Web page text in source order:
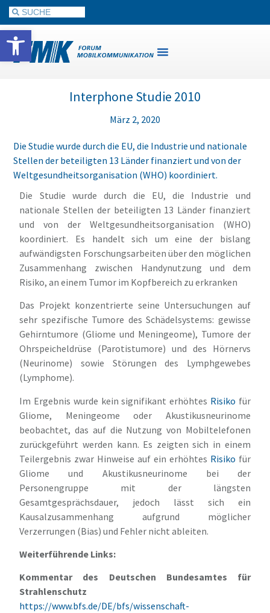
Werkzeugleiste öffnen
Interphone Studie 2010
März 2, 2020
Die Studie wurde durch die EU, die Industrie und nationale
Stellen der beteiligten 13 Länder finanziert und von der
Weltgesundheitsorganisation (WHO) koordiniert.
Die Studie wurde durch die EU, die Industrie und
nationale Stellen der beteiligten 13 Länder finanziert
und von der Weltgesundheitsorganisation (WHO)
koordiniert. Es handelt sich um eine der bislang
aufwändigsten Forschungsarbeiten über den möglichen
Zusammenhang zwischen Handynutzung und dem
Risiko, an einem Tumor im Kopfbereich zu erkranken
Das Projekt konzentrierte seine Untersuchungen auf
sehr spezifische Tumore des Schädelsystems: gewisse
Gehirntumore (Gliome und Meningeome), Tumore der
Ohrspeicheldrüse (Parotistumore) und des Hörnervs
(Neurinome) sowie Störungen des Lymphgewebes
(Lymphome).
Im Ergebnis wurde kein signifikant erhöhtes Risiko für
Gliome, Meningeome oder Akustikusneurinome
beobachtet, das auf die Nutzung von Mobiltelefonen
zurückgeführt werden kann. Es zeigten sich in einem
Teilergebnis zwar Hinweise auf ein erhöhtes Risiko für
Gliome und Akustikusneurinome bei der
Personengruppe mit der längsten
Gesamtgesprächsdauer, jedoch lässt sich ein
Kausalzusammenhang aufgrund möglicher
Verzerrungen (Bias) und Fehler nicht ableiten.
Weiterführende Links:
Kommentar des Deutschen Bundesamtes für
Strahlenschutz
https://www.bfs.de/DE/bfs/wissenschaft-